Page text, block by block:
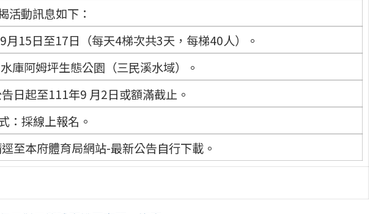
活動訊息如下：
月15日至17日（每天4梯次共3天，每梯40人）。
庫阿姆坪生態公園（三民溪水域）。
日起至111年9 月2日或額滿截止。
：採線上報名。
至本府體育局網站-最新公告自行下載。